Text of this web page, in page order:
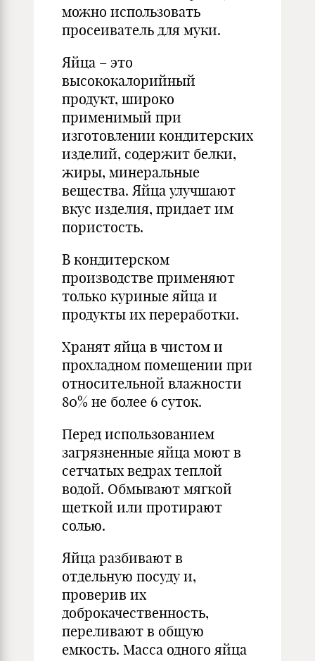
можно использовать
просеиватель для муки.
Яйца – это
высококалорийный
продукт, широко
применимый при
изготовлении кондитерских
изделий, содержит белки,
жиры, минеральные
вещества. Яйца улучшают
вкус изделия, придает им
пористость.
В кондитерском
производстве применяют
только куриные яйца и
продукты их переработки.
Хранят яйца в чистом и
прохладном помещении при
относительной влажности
80% не более 6 суток.
Перед использованием
загрязненные яйца моют в
сетчатых ведрах теплой
водой. Обмывают мягкой
щеткой или протирают
солью.
Яйца разбивают в
отдельную посуду и,
проверив их
доброкачественность,
переливают в общую
емкость. Масса одного яйца